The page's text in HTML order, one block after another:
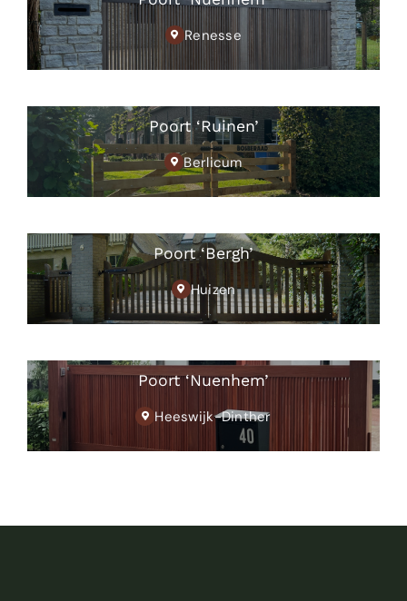
Renesse
Poort ‘Ruinen’
Berlicum
Poort ‘Bergh’
Huizen
Poort ‘Nuenhem’
Heeswijk-Dinther